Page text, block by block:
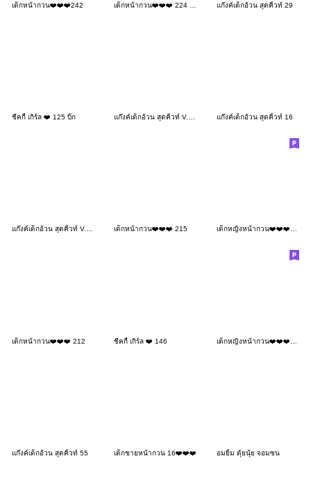
เด็กหน้ากวน❤️❤️❤️242 แก๊งค์เด็กอ้วน สุดคิ้วท์ 29
ชีคกี้ เกิร์ล ❤️ 125 บิ๊ก แก๊งค์เด็กอ้วน สุดคิ้วท์ 16
แก๊งค์เด็กอ้วน สุดคิ้วท์ V.100 เด็กหน้ากวน❤️❤️❤️ 215 เด็กหญิงหน้ากวน❤️❤️❤️108 BIG
เด็กหน้ากวน❤️❤️❤️ 212 ชีคกี้ เกิร์ล ❤️ 146
แก๊งค์เด็กอ้วน สุดคิ้วท์ 55 เด็กชายหน้ากวน 16❤️❤️❤️ อมยิ้ม ตุ้ยนุ้ย จอมซน